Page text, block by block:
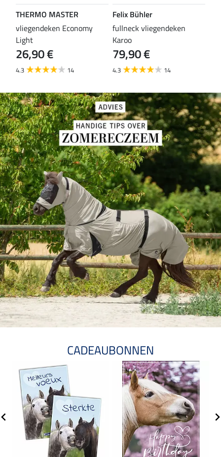
THERMO MASTER
vliegendeken Economy
Light
26,90 €
4.3 14
Felix Bühler
fullneck vliegendeken
Karoo
79,90 €
4.3 14
CADEAUBONNEN